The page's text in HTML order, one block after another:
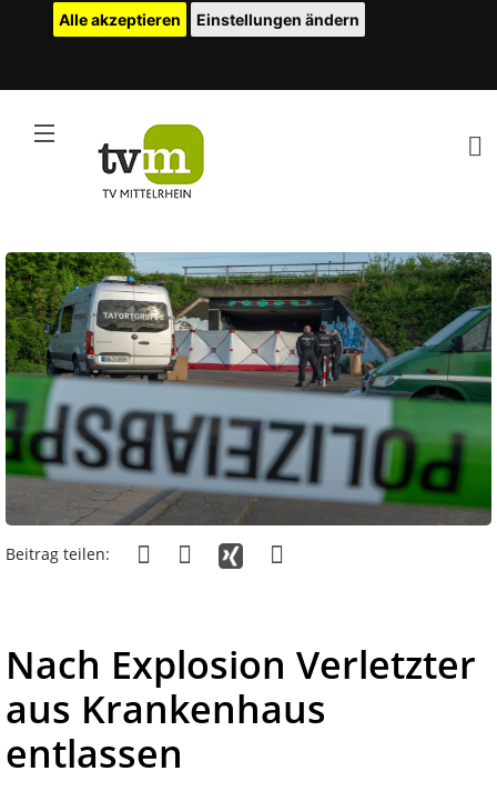
Alle akzeptieren Einstellungen ändern
Beitrag teilen:
Nach Explosion Verletzter
aus Krankenhaus
entlassen